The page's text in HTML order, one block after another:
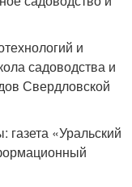
и
садоводства и
Свердловской
«Уральский